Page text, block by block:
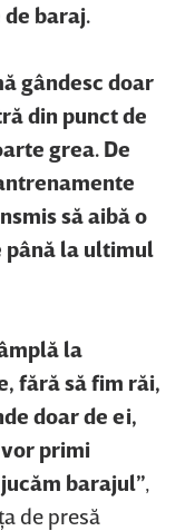
baraj.
gândesc doar
din punct de
grea. De
să aibă o
până la ultimul
la
fără să fim răi,
doar de ei,
primi
barajul”,
de presă